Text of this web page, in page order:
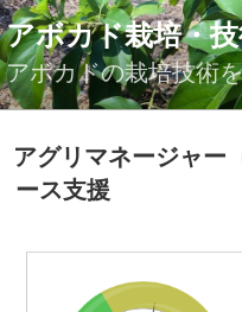
コ
ン
テ
ン
へ
アボカド栽培・
アボカドの栽培技術
投
稿
日:
アグリマネージャー
ース支援